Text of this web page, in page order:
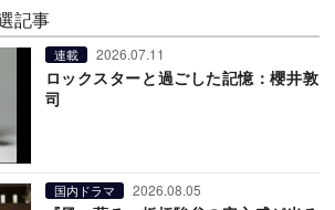
記事
連載 2026.07.11
ロックスターと過ごした記憶：櫻井敦
司
国内ドラマ 2026.08.05